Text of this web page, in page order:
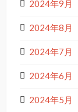
2024年9月
2024年8月
2024年7月
2024年6月
2024年5月